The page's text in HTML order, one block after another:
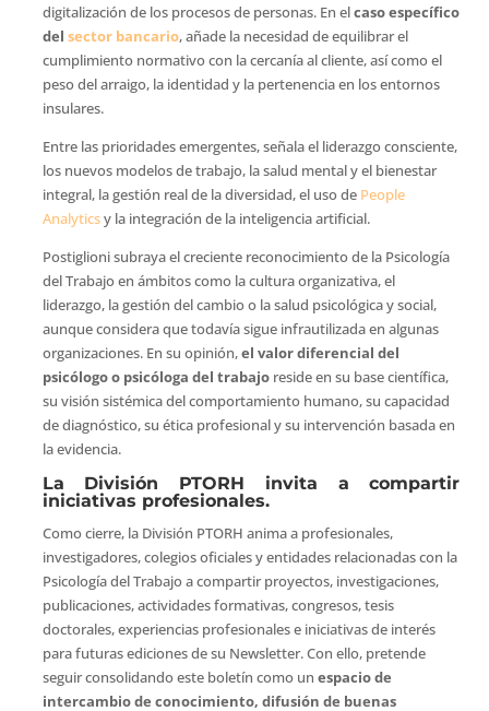
digitalización de los procesos de personas. En elcaso específico
del sector bancario, añade la necesidad de equilibrar el
cumplimiento normativo con la cercanía al cliente, así como el
peso del arraigo, la identidad y la pertenencia en los entornos
insulares.
Entre las prioridades emergentes, señala el liderazgo consciente,
los nuevos modelos de trabajo, la salud mental y el bienestar
integral, la gestión real de la diversidad, el uso de People
Analyticsy la integración de la inteligencia artificial.
Postiglioni subraya el creciente reconocimiento de la Psicología
del Trabajo en ámbitos como la cultura organizativa, el
liderazgo, la gestión del cambio o la salud psicológica y social,
aunque considera que todavía sigue infrautilizada en algunas
organizaciones. En su opinión,el valor diferencial del
psicólogo o psicóloga del trabajoreside en su base científica,
su visión sistémica del comportamiento humano, su capacidad
de diagnóstico, su ética profesional y su intervención basada en
la evidencia.
La División PTORH invita a compartir
iniciativas profesionales.
Como cierre, la División PTORH anima a profesionales,
investigadores, colegios oficiales y entidades relacionadas con la
Psicología del Trabajo a compartir proyectos, investigaciones,
publicaciones, actividades formativas, congresos, tesis
doctorales, experiencias profesionales e iniciativas de interés
para futuras ediciones de su Newsletter. Con ello, pretende
seguir consolidando este boletín como un espacio de
intercambio de conocimiento, difusión de buenas